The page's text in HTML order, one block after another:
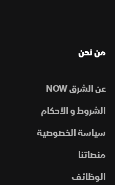
من نحن
عن الشرق NOW
الشروط و الأحكام
سياسة الخصوصية
منصاتنا
الوظائف